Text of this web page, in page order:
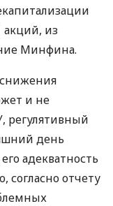
акций, из
Минфина.
и не
регулятивный
день
адекватность
согласно отчету